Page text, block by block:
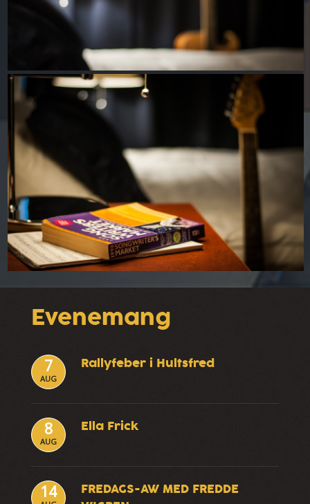
Evenemang
7
AUG
Rallyfeber i Hultsfred
8
AUG
Ella Frick
14
FREDAGS-AW MED FREDDE